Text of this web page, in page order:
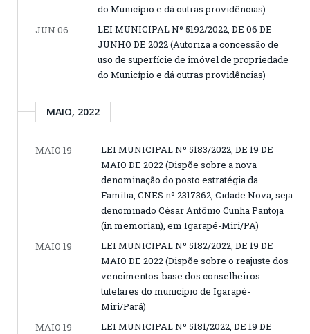
do Município e dá outras providências)
JUN 06
LEI MUNICIPAL Nº 5192/2022, DE 06 DE
JUNHO DE 2022 (Autoriza a concessão de
uso de superfície de imóvel de propriedade
do Município e dá outras providências)
MAIO, 2022
MAIO 19
LEI MUNICIPAL Nº 5183/2022, DE 19 DE
MAIO DE 2022 (Dispõe sobre a nova
denominação do posto estratégia da
Família, CNES nº 2317362, Cidade Nova, seja
denominado César Antônio Cunha Pantoja
(in memorian), em Igarapé-Miri/PA)
MAIO 19
LEI MUNICIPAL Nº 5182/2022, DE 19 DE
MAIO DE 2022 (Dispõe sobre o reajuste dos
vencimentos-base dos conselheiros
tutelares do município de Igarapé-
Miri/Pará)
MAIO 19
LEI MUNICIPAL Nº 5181/2022, DE 19 DE